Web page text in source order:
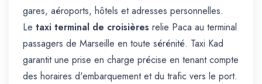
gares, aéroports, hôtels et adresses personnelles.
Le taxi terminal de croisières relie Paca au terminal
passagers de Marseille en toute sérénité. Taxi Kad
garantit une prise en charge précise en tenant compte
des horaires d'embarquement et du trafic vers le port.